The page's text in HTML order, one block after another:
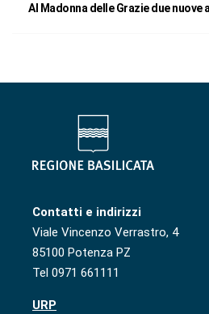
Al Madonna delle Grazie due nuove
Contatti e indirizzi
Viale Vincenzo Verrastro, 4
85100 Potenza PZ
Tel 0971 661111
URP